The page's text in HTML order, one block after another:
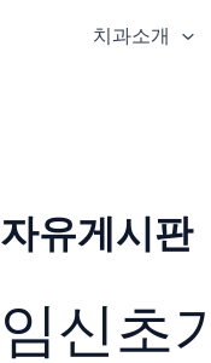
치과소개
자유게시판
임신초